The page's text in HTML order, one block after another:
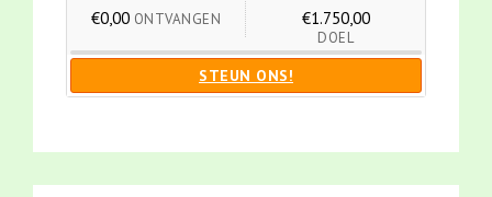
€0,00 ONTVANGEN €1.750,00
DOEL
STEUN ONS!